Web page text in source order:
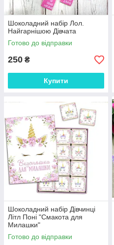
Шоколадний набір Лол.
Найгарнішою Дівчата
Готово до відправки
250 ₴
Купити
Шоколадний набір Дівчинці
Літл Поні "Смакота для
Милашки"
Готово до відправки